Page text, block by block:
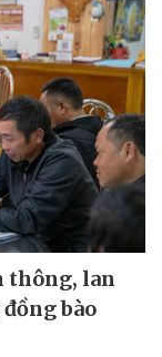
thông, lan
bào